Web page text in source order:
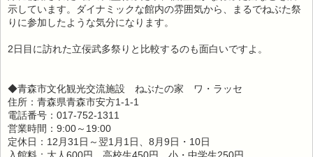
示しています。ダイナミックな館内の雰囲気から、まるでねぶた祭
りに参加したような気分になります。
2日目に訪れた立佞武多祭りと比較するのも面白いですよ。
◆青森市文化観光交流施設 ねぶたの家 ワ・ラッセ
住所：青森県青森市安方1-1-1
電話番号：017-752-1311
営業時間：9:00～19:00
定休日：12月31日～翌1月1日、8月9日・10日